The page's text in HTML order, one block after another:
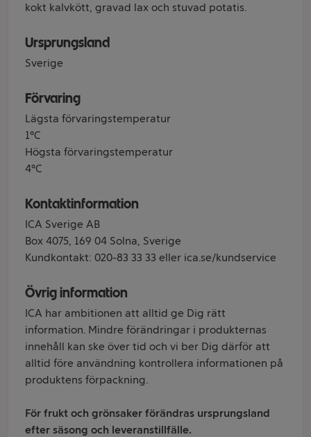
kokt kalvkött, gravad lax och stuvad potatis.
Ursprungsland
Sverige
Förvaring
Lägsta förvaringstemperatur
1°C
Högsta förvaringstemperatur
4°C
Kontaktinformation
ICA Sverige AB
Box 4075, 169 04 Solna, Sverige
Kundkontakt: 020-83 33 33 eller ica.se/kundservice
Övrig information
ICA har ambitionen att alltid ge Dig rätt
information. Mindre förändringar i produkternas
innehåll kan ske över tid och vi ber Dig därför att
alltid före användning kontrollera informationen på
produktens förpackning.
För frukt och grönsaker förändras ursprungsland
efter säsong och leveranstillfälle.